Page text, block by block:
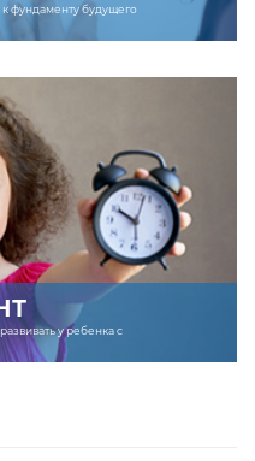
фундаменту будущего
у ребенка с